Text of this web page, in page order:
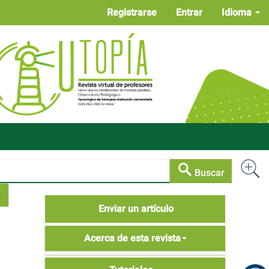
Idioma
Registrarse Entrar
Buscar
un
artículo
Enviar un artículo
Acerca de esta revista